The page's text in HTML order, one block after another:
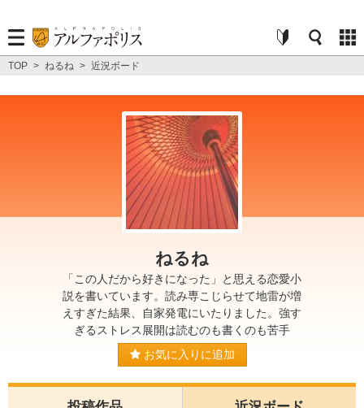
TOP > ねるね > 近況ボード
ねるね
「この人だから好きになった」と思える恋愛小
説を書いています。読み専こじらせて地雷が増
えすぎた結果、自家発電にいたりました。強す
ぎるストレス展開は読むのも書くのも苦手
お気に入りに追加